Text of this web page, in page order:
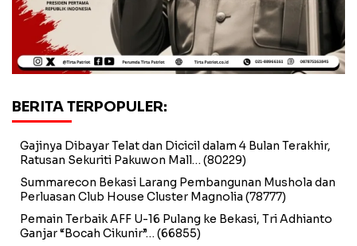
BERITA TERPOPULER:
Gajinya Dibayar Telat dan Dicicil dalam 4 Bulan Terakhir,
Ratusan Sekuriti Pakuwon Mall… (80229)
Summarecon Bekasi Larang Pembangunan Mushola dan
Perluasan Club House Cluster Magnolia (78777)
Pemain Terbaik AFF U-16 Pulang ke Bekasi, Tri Adhianto
Ganjar “Bocah Cikunir”… (66855)